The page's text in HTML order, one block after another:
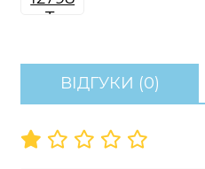
ВІДГУКИ (0)